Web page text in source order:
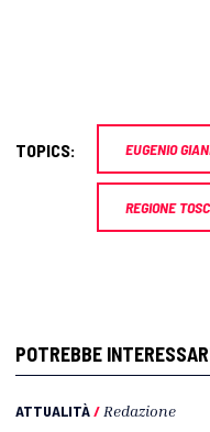
TOPICS: EUGENIO
REGIONE
POTREBBE
ATTUALITÀ/ Redazione